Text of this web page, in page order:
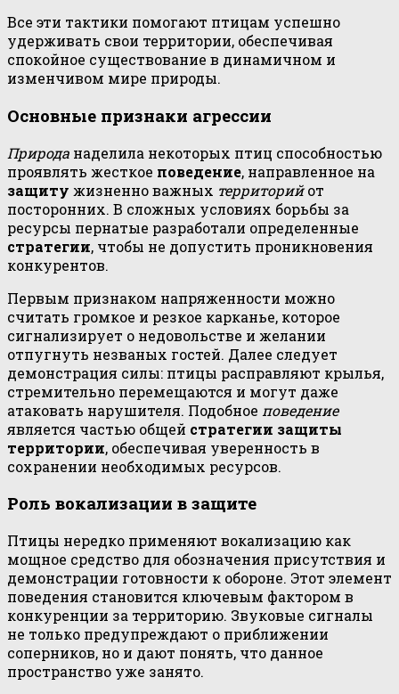
Все эти тактики помогают птицам успешно
удерживать свои территории, обеспечивая
спокойное существование в динамичном и
изменчивом мире природы.
Основные признаки агрессии
Природа наделила некоторых птиц способностью
проявлять жесткое поведение, направленное на
защиту жизненно важных территорийот
посторонних. В сложных условиях борьбы за
ресурсы пернатые разработали определенные
стратегии, чтобы не допустить проникновения
конкурентов.
Первым признаком напряженности можно
считать громкое и резкое карканье, которое
сигнализирует о недовольстве и желании
отпугнуть незваных гостей. Далее следует
демонстрация силы: птицы расправляют крылья,
стремительно перемещаются и могут даже
атаковать нарушителя. Подобное поведение
является частью общей стратегии защиты
территории, обеспечивая уверенность в
сохранении необходимых ресурсов.
Роль вокализации в защите
Птицы нередко применяют вокализацию как
мощное средство для обозначения присутствия и
демонстрации готовности к обороне. Этот элемент
поведения становится ключевым фактором в
конкуренции за территорию. Звуковые сигналы
не только предупреждают о приближении
соперников, но и дают понять, что данное
пространство уже занято.